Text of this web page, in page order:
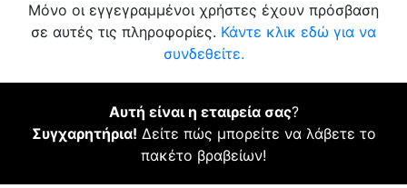
Μόνο οι εγγεγραμμένοι χρήστες έχουν πρόσβαση
σε αυτές τις πληροφορίες. Κάντε κλικ εδώ για να
συνδεθείτε.
Αυτή είναι η εταιρεία σας?
Συγχαρητήρια! Δείτε πώς μπορείτε να λάβετε το
πακέτο βραβείων!